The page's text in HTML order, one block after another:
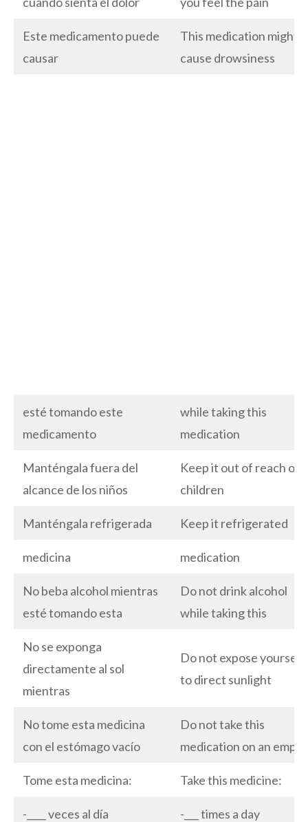
Este medicamento puede
causar
This medication might
cause drowsiness
esté tomando este
medicamento
while taking this
medication
Manténgala fuera del
alcance de los niños
Keep it out of reach of
children
Manténgala refrigerada Keep it refrigerated
medicina medication
No beba alcohol mientras
esté tomando esta
Do not drink alcohol
while taking this
No se exponga
directamente al sol
mientras
Do not expose yourself
to direct sunlight
No tome esta medicina
con el estómago vacío
Do not take this
medication on an empy
Tome esta medicina: Take this medicine:
-____ veces al día -___ times a day